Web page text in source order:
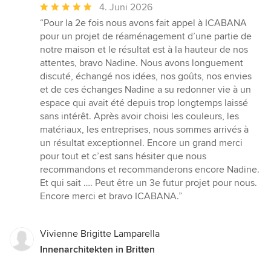
Durchschnittliche
Bewertung:
5
von
5
Sternen
4. Juni 2026
“Pour la 2e fois nous avons fait appel à ICABANA
pour un projet de réaménagement d’une partie de
notre maison et le résultat est à la hauteur de nos
attentes, bravo Nadine. Nous avons longuement
discuté, échangé nos idées, nos goûts, nos envies
et de ces échanges Nadine a su redonner vie à un
espace qui avait été depuis trop longtemps laissé
sans intérêt. Après avoir choisi les couleurs, les
matériaux, les entreprises, nous sommes arrivés à
un résultat exceptionnel. Encore un grand merci
pour tout et c’est sans hésiter que nous
recommandons et recommanderons encore Nadine.
Et qui sait …. Peut être un 3e futur projet pour nous.
Encore merci et bravo ICABANA.”
Vivienne Brigitte Lamparella
Innenarchitekten in Britten